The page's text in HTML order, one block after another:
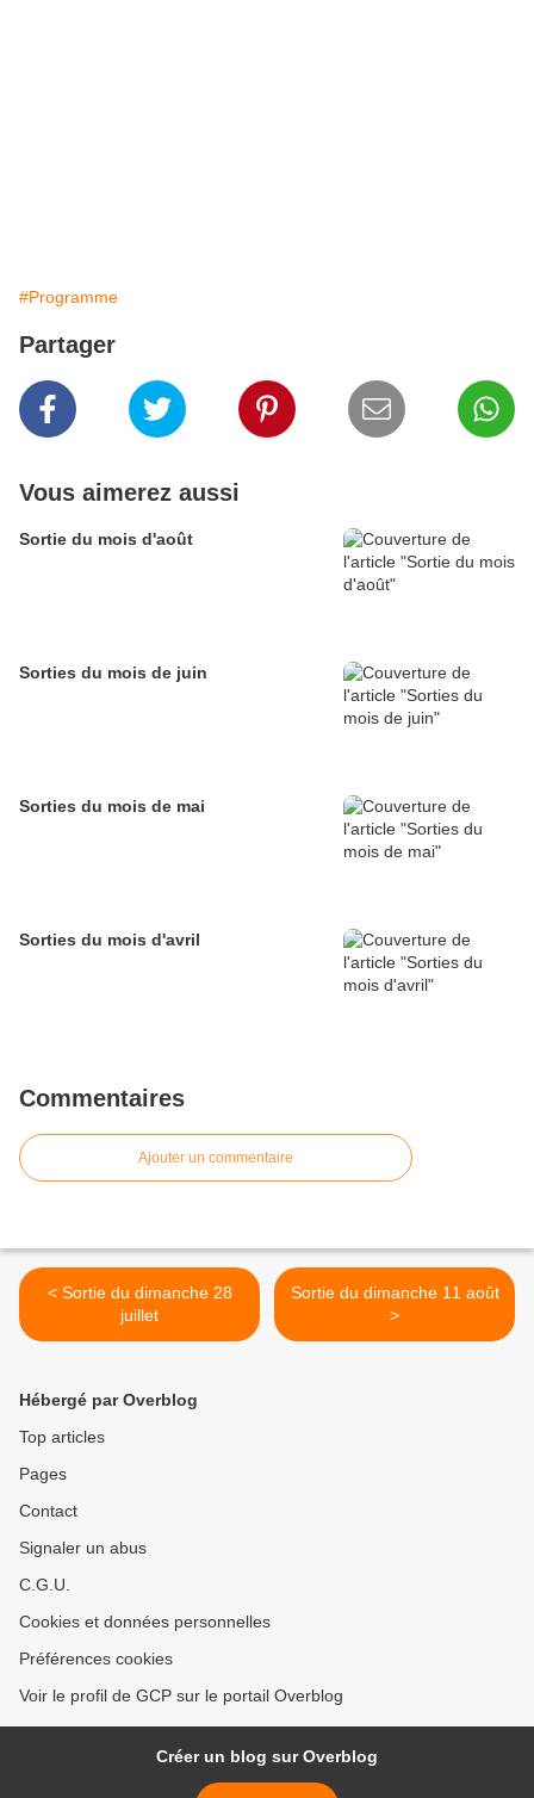
#Programme
Partager
Vous aimerez aussi
Sortie du mois d'août
Sorties du mois de juin
Sorties du mois de mai
Sorties du mois d'avril
Commentaires
Ajouter un commentaire
< Sortie du dimanche 28
juillet
Sortie du dimanche 11 août
>
Hébergé par Overblog
Top articles
Pages
Contact
Signaler un abus
C.G.U.
Cookies et données personnelles
Préférences cookies
Voir le profil de GCP sur le portail Overblog
Créer un blog sur Overblog